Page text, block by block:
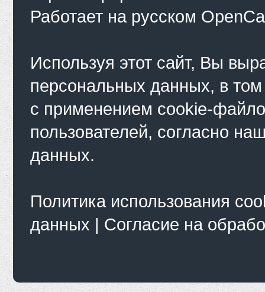
Работает на русском
Используя этот сайт, Вы
персональных данных, в
с применением cookie-
пользователей, согласно
данных.
Политика использования
данных | Согласие на